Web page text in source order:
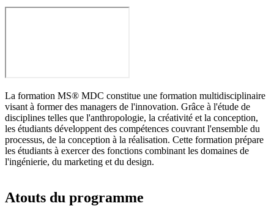
La formation MS® MDC constitue une formation multidisciplinaire
visant à former des managers de l'innovation. Grâce à l'étude de
disciplines telles que l'anthropologie, la créativité et la conception,
les étudiants développent des compétences couvrant l'ensemble du
processus, de la conception à la réalisation. Cette formation prépare
les étudiants à exercer des fonctions combinant les domaines de
l'ingénierie, du marketing et du design.
Atouts du programme